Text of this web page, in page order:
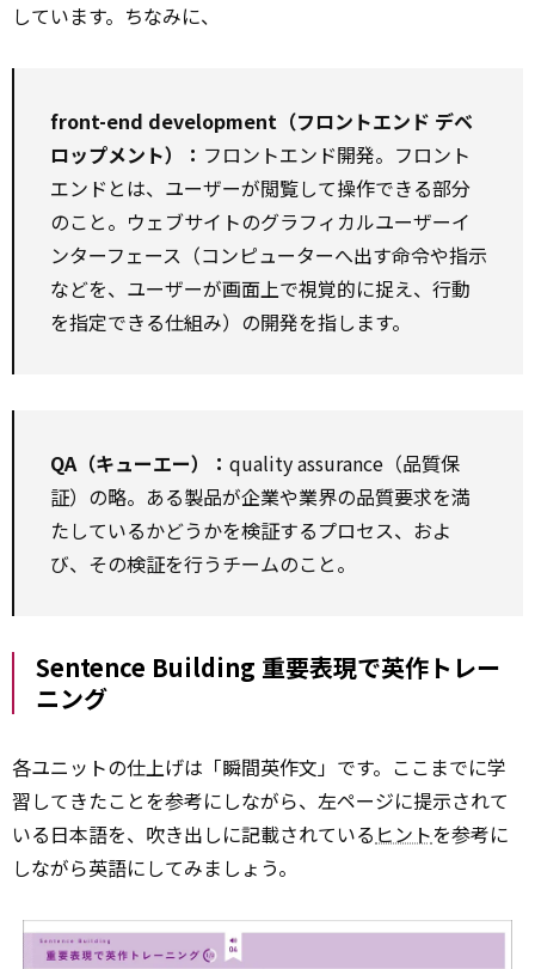
しています。ちなみに、
front-end development（フロントエンド デベ
ロップメント）： フロントエンド開発。フロント
エンドとは、ユーザーが閲覧して操作できる部分
のこと。ウェブサイトのグラフィカルユーザーイ
ンターフェース（コンピューターへ出す命令や指示
などを、ユーザーが画面上で視覚的に捉え、行動
を指定できる仕組み）の開発を指します。
QA（キューエー）： quality assurance（品質保
証）の略。ある製品が企業や業界の品質要求を満
たしているかどうかを検証するプロセス、およ
び、その検証を行うチームのこと。
Sentence Building 重要表現で英作トレー
ニング
各ユニットの仕上げは「瞬間英作文」です。ここまでに学
習してきたことを参考にしながら、左ページに提示されて
いる日本語を、吹き出しに記載されている ヒントを参考に
しながら英語にしてみましょう。